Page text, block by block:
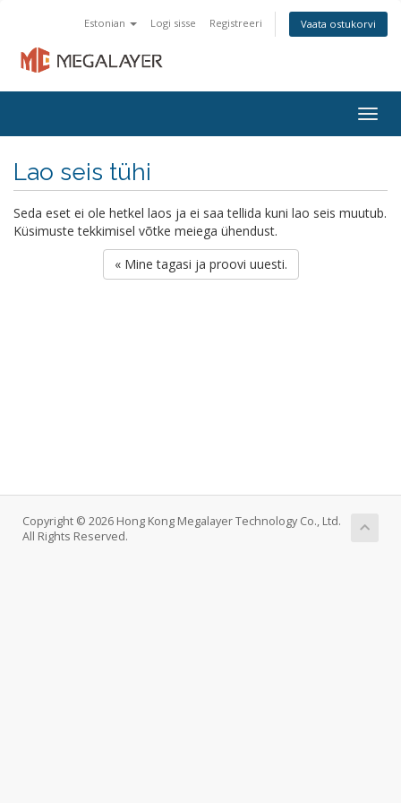
Estonian Logi sisse Registreeri Vaata ostukorvi
Lao seis tühi
Seda eset ei ole hetkel laos ja ei saa tellida kuni lao seis muutub.
Küsimuste tekkimisel võtke meiega ühendust.
« Mine tagasi ja proovi uuesti.
Copyright © 2026 Hong Kong Megalayer Technology Co., Ltd.
All Rights Reserved.